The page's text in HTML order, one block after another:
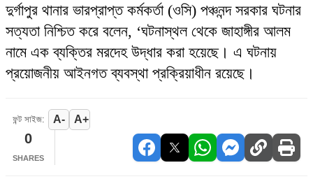
দুর্গাপুর থানার ভারপ্রাপ্ত কর্মকর্তা (ওসি) পঞ্চনন্দ সরকার ঘটনার
সত্যতা নিশ্চিত করে বলেন, ‘ঘটনাস্থল থেকে জাহাঙ্গীর আলম
নামে এক ব্যক্তির মরদেহ উদ্ধার করা হয়েছে। এ ঘটনায়
প্রয়োজনীয় আইনগত ব্যবস্থা প্রক্রিয়াধীন রয়েছে।
ফন্ট সাইজ: A- A+
0
SHARES